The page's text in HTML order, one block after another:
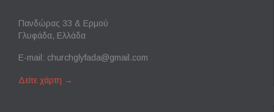
Πανδώρας 33 & Ερμού
Γλυφάδα, Ελλάδα
E-mail: churchglyfada@gmail.com
Δείτε χάρτη →